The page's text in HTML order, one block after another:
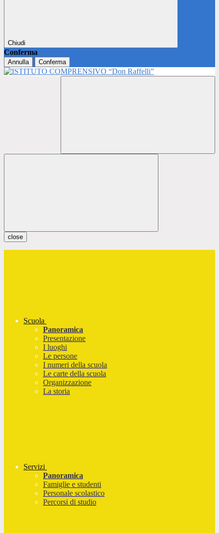
Chiudi
Conferma
Annulla Conferma
close
Scuola
Panoramica
Presentazione
I luoghi
Le persone
I numeri della scuola
Le carte della scuola
Organizzazione
La storia
Servizi
Panoramica
Famiglie e studenti
Personale scolastico
Percorsi di studio